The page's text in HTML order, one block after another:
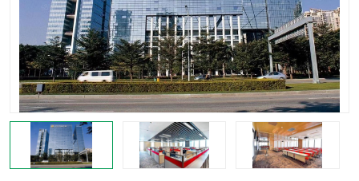
深圳宝安 福田车公庙
罗湖水贝 南山南油
龙华 罗湖区
宝安区 西乡
兴东 石岩